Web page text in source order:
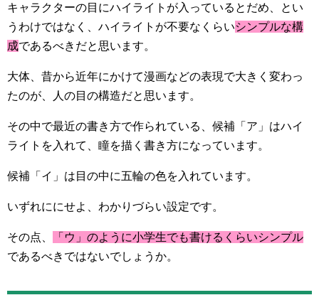
キャラクターの目にハイライトが入っているとだめ、とい
うわけではなく、ハイライトが不要なくらいシンプルな構
成であるべきだと思います。
大体、昔から近年にかけて漫画などの表現で大きく変わっ
たのが、人の目の構造だと思います。
その中で最近の書き方で作られている、候補「ア」はハイ
ライトを入れて、瞳を描く書き方になっています。
候補「イ」は目の中に五輪の色を入れています。
いずれににせよ、わかりづらい設定です。
その点、
「ウ」のように小学生でも書けるくらいシンプル
であるべきではないでしょうか。